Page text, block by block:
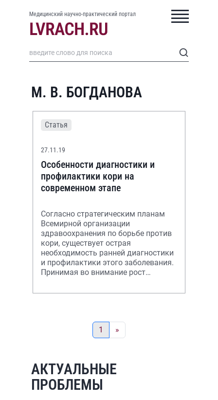
Медицинский научно-практический портал
М. В. БОГДАНОВА
Статья
27.11.19
Особенности диагностики и
профилактики кори на
современном этапе
Согласно стратегическим планам
Всемирной организации
здравоохранения по борьбе против
кори, существует острая
необходимость ранней диагностики
и профилактики этого заболевания.
Принимая во внимание рост
Российской Федерации и в мире
1 »
АКТУАЛЬНЫЕ
ПРОБЛЕМЫ